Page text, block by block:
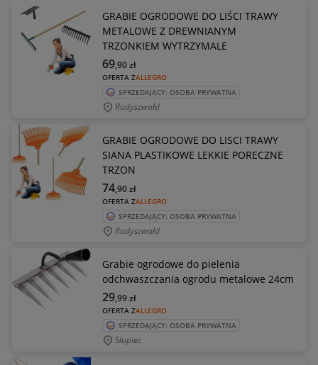
GRABIE OGRODOWE DO LIŚCI TRAWY
METALOWE Z DREWNIANYM
TRZONKIEM WYTRZYMALE
OFERTA ZALLEGRO
69,90zł
SPRZEDAJĄCY: OSOBA PRYWATNA
Rudyszwałd
GRABIE OGRODOWE DO LISCI TRAWY
SIANA PLASTIKOWE LEKKIE PORECZNE
TRZON
OFERTA ZALLEGRO
74,90zł
SPRZEDAJĄCY: OSOBA PRYWATNA
Rudyszwałd
Grabie ogrodowe do pielenia
odchwaszczania ogrodu metalowe 24cm
OFERTA ZALLEGRO
29,99zł
SPRZEDAJĄCY: OSOBA PRYWATNA
Słupiec